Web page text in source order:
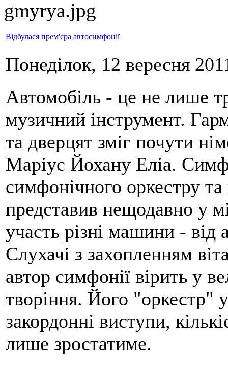
Відбулася прем'єра автосимфонії
Понеділок, 12 вересня
Автомобіль - це не лише
музичний інструмент.
та дверцят зміг почути
Маріус Йохану Еліа.
симфонічного оркестру
представив нещодавно у
участь різні машини - від
Слухачі з захопленням
автор симфонії вірить у
творіння. Його "оркестр"
закордонні виступи,
лише зростатиме.